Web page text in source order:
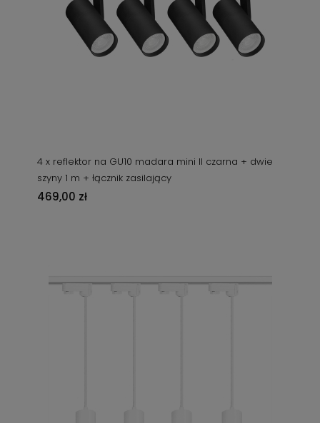
4 x reflektor na GU10 madara mini II czarna + dwie
szyny 1 m + łącznik zasilający
469,00 zł